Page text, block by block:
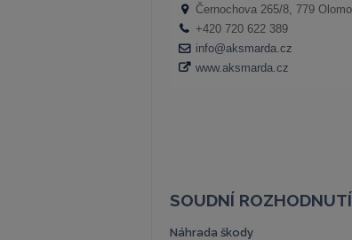
SOUDNÍ ROZHODNUTÍ
Náhrada škody